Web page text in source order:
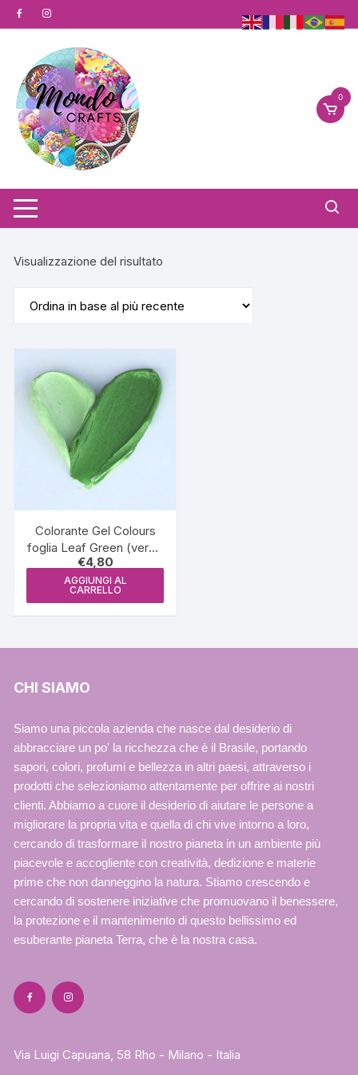
al
0
Visualizzazione del risultato
Colorante Gel Colours
foglia Leaf Green (verde
folha) 25ml – Just Add
Love
€4,80
AGGIUNGI AL
CARRELLO
CHI SIAMO
Siamo una piccola azienda che nasce dal desiderio di
abbracciare un po' la ricchezza che è il Brasile, portando
sapori, colori, profumi e bellezza in altri paesi, attraverso i
prodotti che selezioniamo attentamente per offrire ai nostri
clienti. Abbiamo a cuore il desiderio di aiutare le persone a
migliorare la propria vita e quella di chi vive intorno a loro,
cercando di trasformare il nostro pianeta in un ambiente più
piacevole e accogliente con creatività, dedizione e materie
prime che non danneggino la natura. Stiamo crescendo e
cercando di sostenere iniziative che promuovano il benessere,
la protezione e il mantenimento di questo bellissimo ed
esuberante pianeta Terra, che è la nostra casa.
Via Luigi Capuana, 58 Rho - Milano - Italia